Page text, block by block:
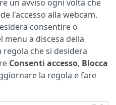
un avviso ogni volta che
l'accesso alla webcam.
consentire o
menu a discesa della
regola che si desidera
Consenti accesso, Blocca
la regola e fare